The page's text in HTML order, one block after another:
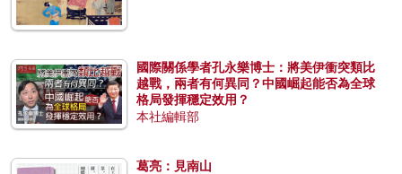
國際關係學者孔永樂博士：將美伊衝突類比
越戰，兩者有何異同？中國崛起能否為全球
格局發揮穩定效用？
本社編輯部
葛亮：見南山